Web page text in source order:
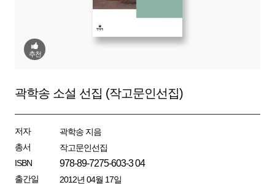
추천
곽학송 소설 선집 (작고문인선집)
저자
곽학송 지음
총서
작고문인선집
ISBN
978-89-7275-603-3 04
출간일
2012년 04월 17일